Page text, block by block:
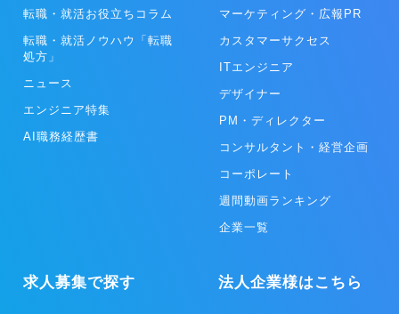
転職・就活お役立ちコラム
転職・就活ノウハウ「転職
処方」
ニュース
エンジニア特集
AI職務経歴書
マーケティング・広報PR
カスタマーサクセス
ITエンジニア
デザイナー
PM・ディレクター
コンサルタント・経営企画
コーポレート
週間動画ランキング
企業一覧
求人募集で探す 法人企業様はこちら